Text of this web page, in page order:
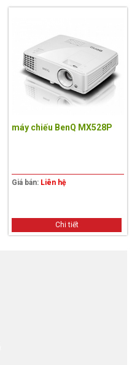
máy chiếu BenQ MX528P
Giá bán: Liên hệ
Chi tiết